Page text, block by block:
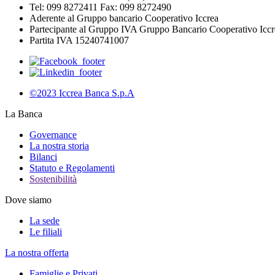
Tel: 099 8272411 Fax: 099 8272490
Aderente al Gruppo bancario Cooperativo Iccrea
Partecipante al Gruppo IVA Gruppo Bancario Cooperativo
Partita IVA 15240741007
©2023 Iccrea Banca S.p.A
La Banca
Governance
La nostra storia
Bilanci
Statuto e Regolamenti
Sostenibilità
Dove siamo
La sede
Le filiali
La nostra offerta